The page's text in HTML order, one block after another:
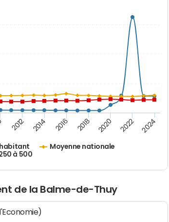
Moyenne nationale
à 500
2012 2014 2016 2018 2020 2022 2024
de la Balme-de-Thuy